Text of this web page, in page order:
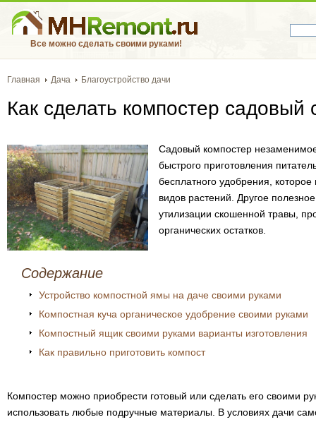
Все можно сделать своими руками!
Главная Дача Благоустройство дачи
Как сделать компостер садовый
Садовый компостер
быстрого приготовления
бесплатного удобрения,
видов растений. Другое
утилизации скошенной травы,
органических остатков.
Содержание
Устройство компостной ямы на даче своими руками
Компостная куча органическое удобрение своими руками
Компостный ящик своими руками варианты изготовления
Как правильно приготовить компост
Компостер можно приобрести готовый или сделать его своими
использовать любые подручные материалы. В условиях дачи